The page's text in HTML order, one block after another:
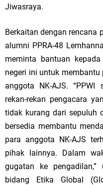
Jiwasraya.
Berkaitan dengan rencana
alumni PPRA-48
meminta bantuan
negeri ini untuk
anggota NK-AJS.
rekan-rekan pengacara
tidak kurang dari sepuluh
bersedia membantu
para anggota NK-AJS
pihak lainnya. Dalam
gugatan ke
bidang Etika Global